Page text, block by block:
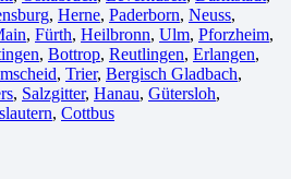
, Herne⁠, Paderborn, Neuss,
, Fürth⁠, Heilbronn, Ulm⁠, Pforzheim,
, Bottrop, Reutlingen, Erlangen⁠,
, Trier⁠, Bergisch Gladbach,
, Salzgitter⁠, Hanau, Gütersloh,
, Cottbus⁠